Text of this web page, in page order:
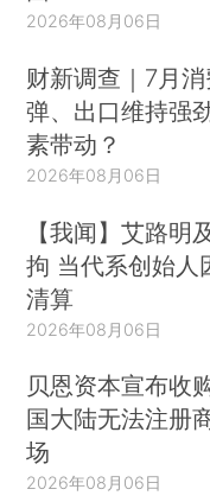
公司治理理念的资
从分指数上看
数，从1 月的基
122.04，除了6 月
趋势。显示出我
绿色发展已经形成
企业的关注和估值
2017 年1-4 月社
幅波动，从5 月
121.11。反映了企
及规避社会风险
题。
2026年08月06日
财新调查｜7月
弹、出口维持强
素带动？
2026年08月06日
【我闻】艾路明
拘 当代系创始人
清算
2026年08月06日
贝恩资本宣布收
国大陆无法注册
场
2026年08月06日